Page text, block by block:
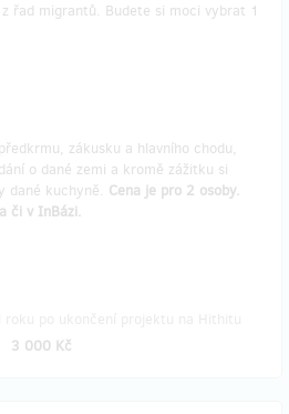
řad migrantů. Budete si moci vybrat 1
zákusku a hlavního chodu,
o dané zemi a kromě zážitku si
dané kuchyně. Cena je pro 2 osoby.
či v InBázi.
3 000 Kč